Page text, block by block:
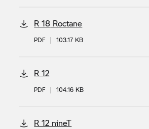
R 18 Roctane
PDF | 103.17 KB
R 12
PDF | 104.16 KB
R 12 nineT